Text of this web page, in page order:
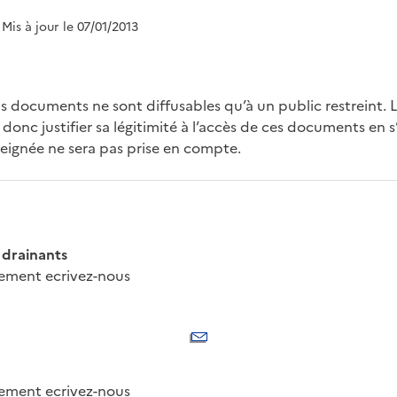
à jour le 07/01/2013
documents ne sont diffusables qu’à un public restreint.
justifier sa légitimité à l’accès de ces documents en
ne sera pas prise en compte.
ecrivez-nous
ecrivez-nous